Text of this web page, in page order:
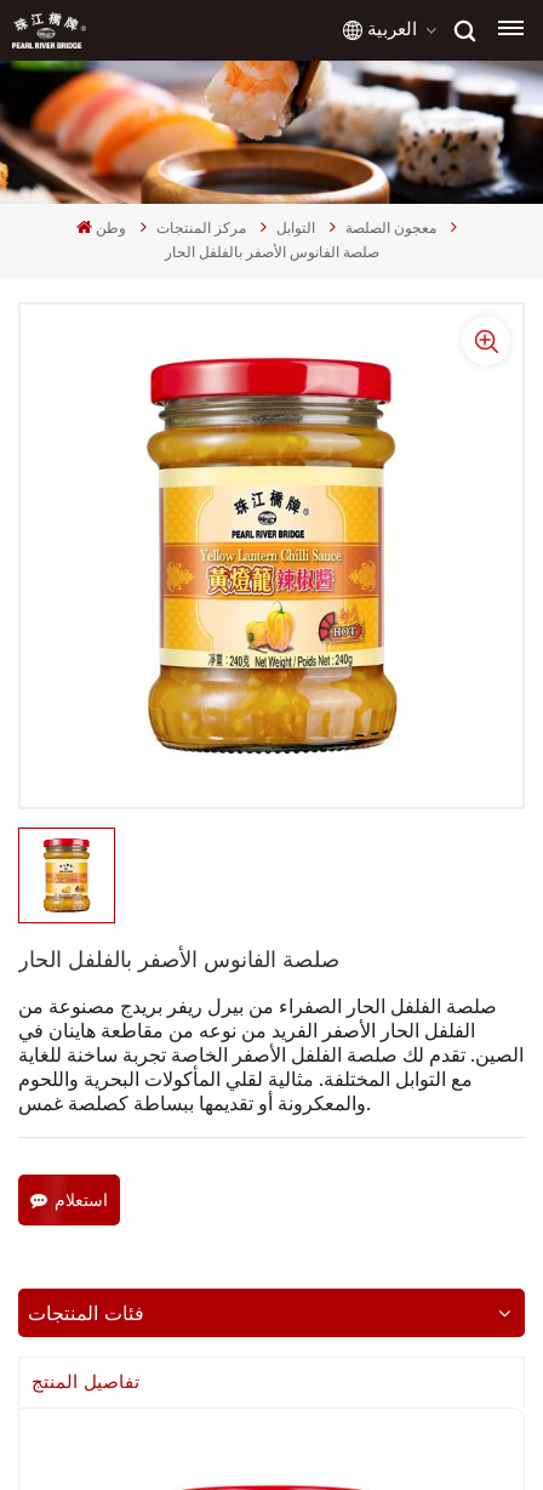
العربية
English
français
русский
العربية
وطن مركز المنتجات التوابل
معجون الصلصة
صلصة الفانوس الأصفر بالفلفل الحار
صلصة الفانوس الأصفر بالفلفل الحار
صلصة الفلفل الحار الصفراء من بيرل ريفر بريدج مصنوعة من
الفلفل الحار الأصفر الفريد من نوعه من مقاطعة هاينان في
الصين. تقدم لك صلصة الفلفل الأصفر الخاصة تجربة ساخنة للغاية
مع التوابل المختلفة. مثالية لقلي المأكولات البحرية واللحوم
والمعكرونة أو تقديمها ببساطة كصلصة غمس.
استعلام
فئات المنتجات
تفاصيل المنتج